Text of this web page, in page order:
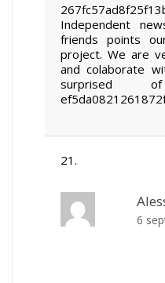
Independent
friends points
project. We are
and colaborate
surprised
6